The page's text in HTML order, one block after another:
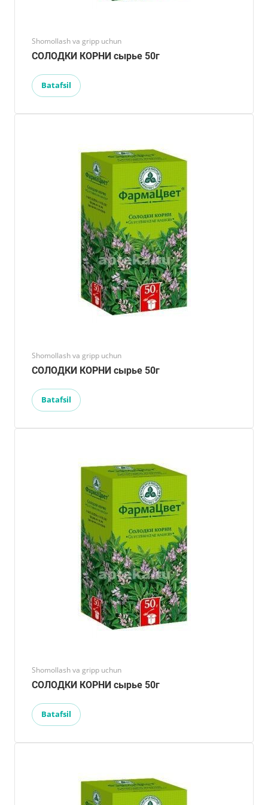
Shomollash va gripp uchun
СОЛОДКИ КОРНИ сырье 50г
Batafsil
Shomollash va gripp uchun
СОЛОДКИ КОРНИ сырье 50г
Batafsil
Shomollash va gripp uchun
СОЛОДКИ КОРНИ сырье 50г
Batafsil